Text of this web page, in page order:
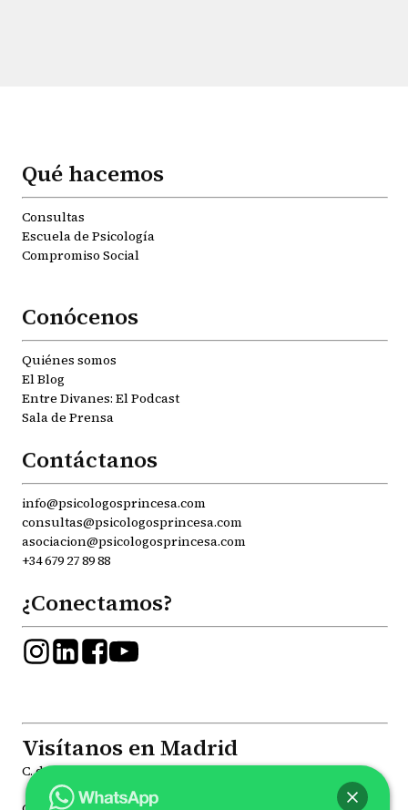
Qué hacemos
Consultas
Escuela de Psicología
Compromiso Social
Conócenos
Quiénes somos
El Blog
Entre Divanes: El Podcast
Sala de Prensa
Contáctanos
info@psicologosprincesa.com
consultas@psicologosprincesa.com
asociacion@psicologosprincesa.com
+34 679 27 89 88
¿Conectamos?
Visítanos en Madrid
C. de la Princesa, 81, Moncloa - Aravaca, 28008